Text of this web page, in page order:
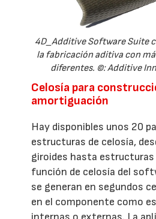
4D_Additive Software Suite
la fabricación aditiva con
diferentes. ©: Additive
Celosía para
amortiguación
Hay disponibles unos 20
estructuras de celosía,
giroides hasta estructuras
función de celosía del
se generan en segundos
en el componente como